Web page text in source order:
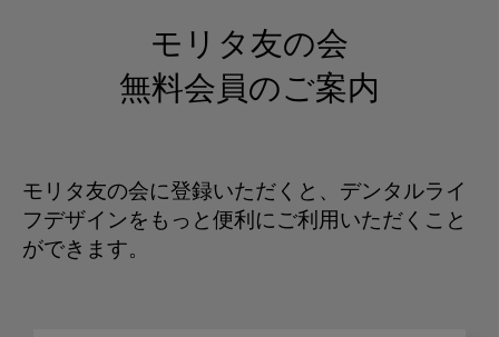
モリタ友の会
無料会員のご案内
モリタ友の会に登録いただくと、デンタルライ
フデザインをもっと便利にご利用いただくこと
ができます。